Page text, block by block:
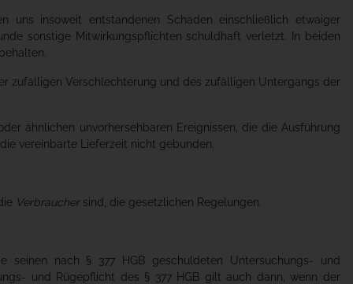
insoweit entstandenen Schaden einschließlich etwaiger
sonstige Mitwirkungspflichten schuldhaft verletzt. In beiden
zufälligen Verschlechterung und des zufälligen Untergangs der
ähnlichen unvorhersehbaren Ereignissen, die die Ausführung
vereinbarte Lieferzeit nicht gebunden.
Verbrauchersind, die gesetzlichen Regelungen.
nach § 377 HGB geschuldeten Untersuchungs- und
und Rügepflicht des § 377 HGB gilt auch dann, wenn der